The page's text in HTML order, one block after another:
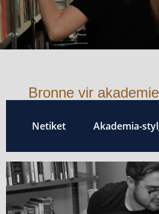
Bronne vir
Netiket Akademia-